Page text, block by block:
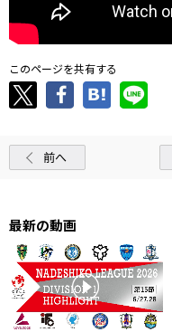
このページを共有する
前へ
最新の動画